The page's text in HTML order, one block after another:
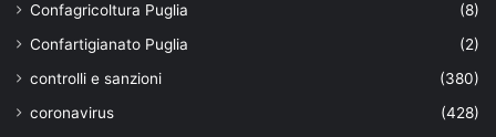
Confagricoltura Puglia
(8)
Confartigianato Puglia
(2)
controlli e sanzioni
(380)
coronavirus
(428)